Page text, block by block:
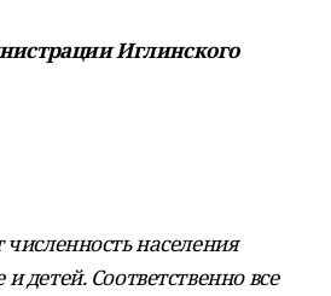
Иглинского
численность населения
детей. Соответственно все